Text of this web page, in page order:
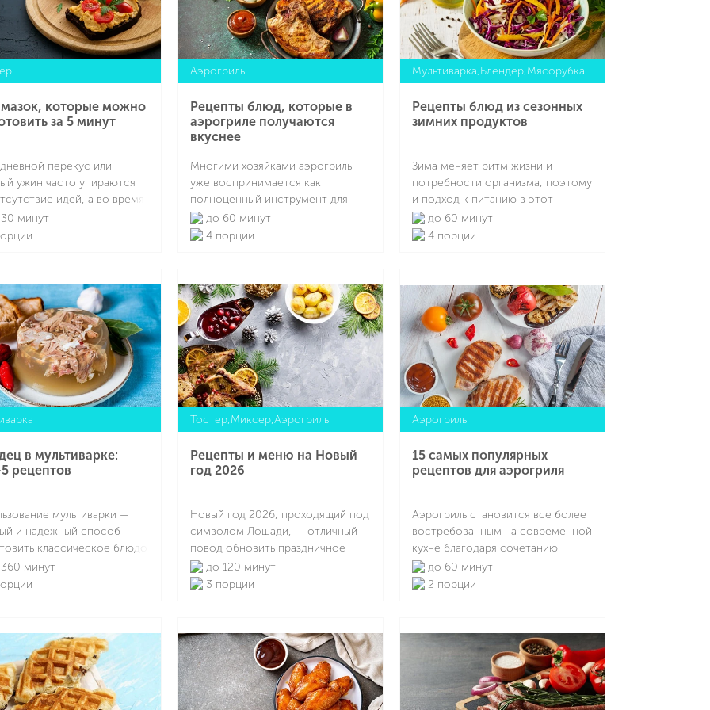
которые можно
за 5 минут
перекус или
ужин часто упираются
идей, а во время
движения на кухне. И в
выручают рецепты
лаваша, овощей и даже
к крупам. Их главное
— скорость и
один базовый
десятки вкусов и
посуды.
минут
Аэрогриль
Рецепты блюд, которые в
аэрогриле получаются
вкуснее
Многими хозяйками аэрогриль
уже воспринимается как
полноценный инструмент для
регулярной готовки, несмотря на
то, что на рынке это довольно
хуже», а заметно вкуснее, чем
при запекании в духовке или
жарке на сковороде. Причина
кроется и в удобстве
применения, и в общем принципе
работы устройства, который по-
другому раскрывает вкус и
текстуру продуктов.
до 60 минут
4 порции
Мультиварка,Блендер,Мясорубка
Рецепты блюд из сезонных
зимних продуктов
Зима меняет ритм жизни и
потребности организма, поэтому
и подход к питанию в этот
период должен быть особенным.
Сезонные овощи и фрукты сейчас
замороженные ягоды —
сохраняют максимум пользы
именно тогда, когда свежих
плодов становится меньше. Они
хорошо хранятся, насыщены
витаминами и минералами и
рекомендованы для сытных,
согревающих блюд.
до 60 минут
4 порции
в мультиварке:
рецептов
мультиварки —
и надежный способ
классическое блюдо
стояния у плиты.
поддерживает
получить прозрачный,
бульон с
желирующей
Вам остается лишь
ингредиенты, заложить
минут
Тостер,Миксер,Аэрогриль
Рецепты и меню на Новый
год 2026
Новый год 2026, проходящий под
символом Лошади, — отличный
повод обновить праздничное
меню и добавить в него больше
ярких вкусов, сочных сочетаний и
приготовлении продуктов, при
этом результат выглядит по-
настоящему празднично. Если вы
ищете рецепты на Новый год
Лошади, стоит ориентироваться
до 120 минут
3 порции
Аэрогриль
15 самых популярных
рецептов для аэрогриля
Аэрогриль становится все более
востребованным на современной
кухне благодаря сочетанию
компактности,
многофункциональности и
спектр блюд без обилия масла,
сохраняя естественный вкус
продуктов и их питательную
ценность. Рецепты в аэрогриле
всегда отлично получаются.
до 60 минут
2 порции